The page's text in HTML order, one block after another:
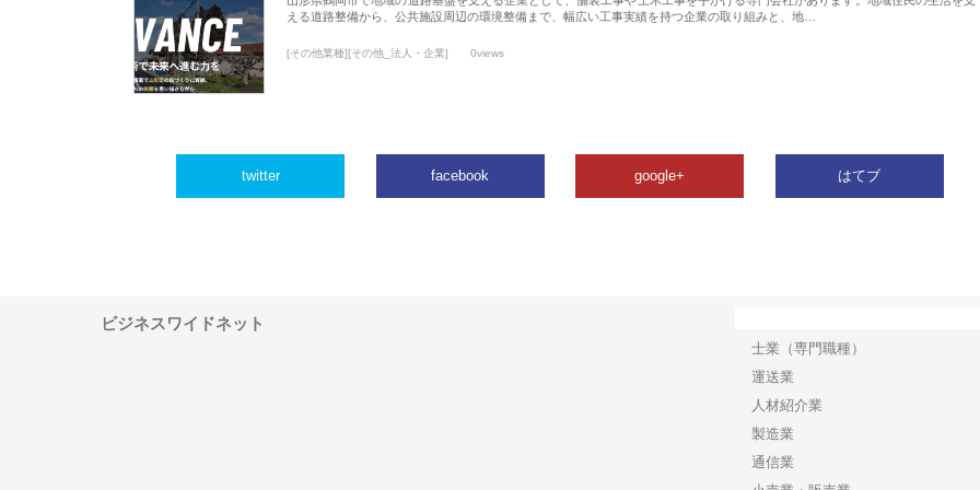
える道路整備から、公共施設周辺の環境整備まで、幅広い工事実績を持つ企業の取り組みと、地…
[その他業種][その他_法人・企業] 0views
twitter facebook google+ はてブ
ビジネスワイドネット
士業（専門職種）
運送業
人材紹介業
製造業
通信業